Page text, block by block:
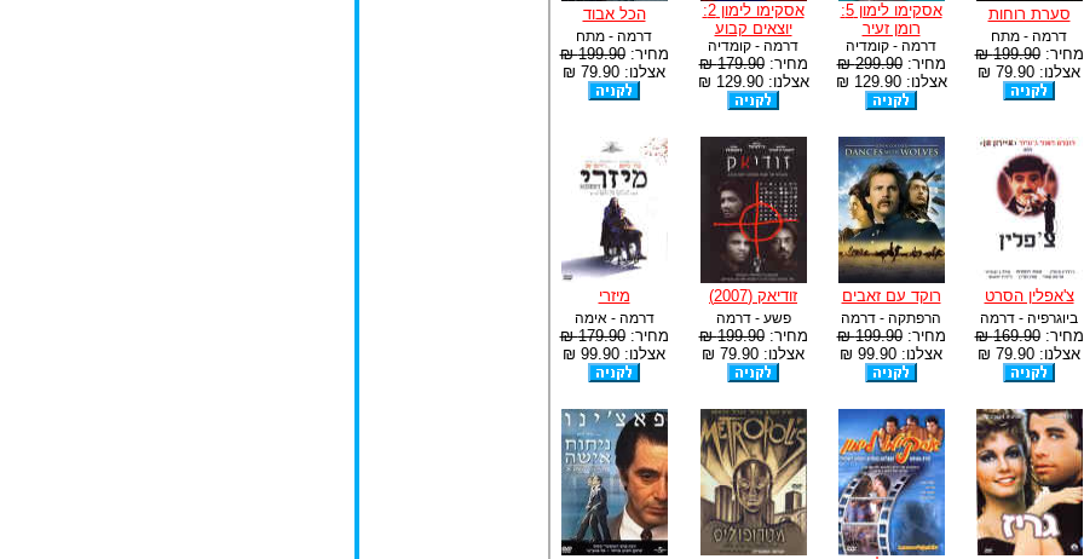
סערת רוחות
דרמה - מתח
מחיר:199.90 ₪
אצלנו: 79.90 ₪
אסקימו לימון 5:
רומן זעיר
דרמה - קומדיה
מחיר:299.90 ₪
אצלנו: 129.90 ₪
אסקימו לימון 2:
יוצאים קבוע
דרמה - קומדיה
מחיר:179.90 ₪
אצלנו: 129.90 ₪
הכל אבוד
דרמה - מתח
מחיר:199.90 ₪
אצלנו: 79.90 ₪
צ'אפלין הסרט
ביוגרפיה - דרמה
מחיר:169.90 ₪
אצלנו: 79.90 ₪
רוקד עם זאבים
הרפתקה - דרמה
מחיר:199.90 ₪
אצלנו: 99.90 ₪
זודיאק (2007)
פשע - דרמה
מחיר:199.90 ₪
אצלנו: 79.90 ₪
מיזרי
דרמה - אימה
מחיר:179.90 ₪
אצלנו: 99.90 ₪